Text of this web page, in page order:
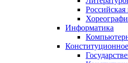
Российская
Информатика